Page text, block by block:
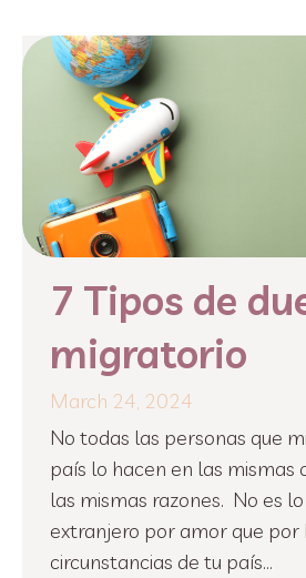
7 Tipos de
migratorio
March 24, 2024
No todas las personas que
país lo hacen en las mismas
las mismas razones. No es
extranjero por amor que por
circunstancias de tu país...